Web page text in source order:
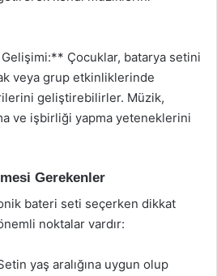
Çocuklar, batarya setini
veya grup etkinliklerinde
geliştirebilirler. Müzik,
ve işbirliği yapma yeteneklerini
Gerekenler
bateri seti seçerken dikkat
noktalar vardır:
yaş aralığına uygun olup